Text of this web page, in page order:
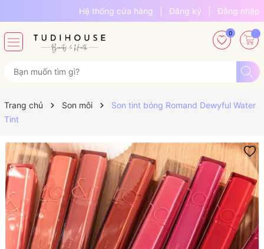
Hệ thống cửa hàng Đăng ký Đăng nhập
0
Trang chủ Son môi
Son tint bóng Romand Dewyful Water
Tint